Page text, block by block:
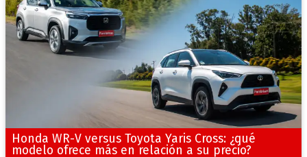
Honda WR-V versus Toyota Yaris Cross: ¿qué
modelo ofrece más en relación a su precio?